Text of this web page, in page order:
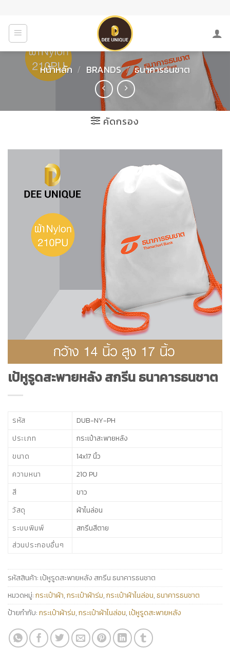
content
หน้าหลัก / BRANDS / ธนาคารธนชาต
คัดกรอง
เป้หูรูดสะพายหลัง สกรีน ธนาคารธนชาต
รหัส
DUB-NY-PH
ประเภท
กระเป๋าสะพายหลัง
ขนาด
14x17 นิ้ว
ความหนา
210 PU
สี
ขาว
วัสดุ
ผ้าไนล่อน
ระบบพิมพ์
สกรีนสีตาย
ส่วนประกอบอื่นๆ
รหัสสินค้า:เป้หูรูดสะพายหลัง สกรีน ธนาคารธนชาต
หมวดหมู่:กระเป๋าผ้า,กระเป๋าผ้าร่ม,กระเป๋าผ้าไนล่อน,ธนาคารธนชาต
ป้ายกำกับ:กระเป๋าผ้าร่ม,กระเป๋าผ้าไนล่อน,เป้หูรูดสะพายหลัง